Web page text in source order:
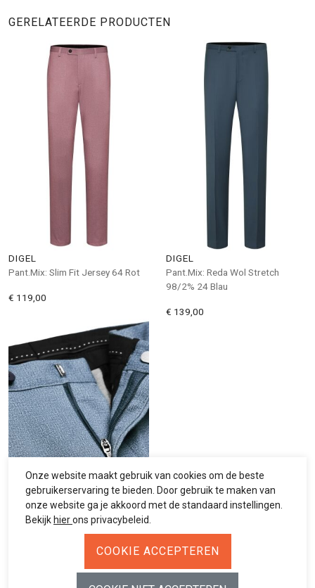
GERELATEERDE PRODUCTEN
DIGEL
Pant.Mix: Slim Fit Jersey 64 Rot
€ 119,00
DIGEL
Pant.Mix: Reda Wol Stretch
98/2% 24 Blau
€ 139,00
Pant.Mix: Slim Fit Jersey 26 Blue
Onze website maakt gebruik van cookies om de beste
gebruikerservaring te bieden. Door gebruik te maken van
onze website ga je akkoord met de standaard instellingen.
Bekijk hierons privacybeleid.